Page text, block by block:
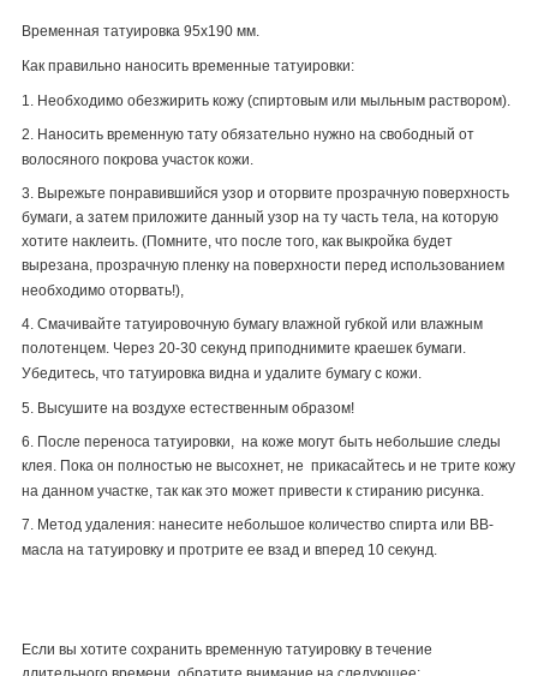
Временная татуировка 95х190 мм.
Как правильно наносить временные татуировки:
1. Необходимо обезжирить кожу (спиртовым или мыльным раствором).
2. Наносить временную тату обязательно нужно на свободный от
волосяного покрова участок кожи.
3. Вырежьте понравившийся узор и оторвите прозрачную поверхность
бумаги, а затем приложите данный узор на ту часть тела, на которую
хотите наклеить. (Помните, что после того, как выкройка будет
вырезана, прозрачную пленку на поверхности перед использованием
необходимо оторвать!),
4. Смачивайте татуировочную бумагу влажной губкой или влажным
полотенцем. Через 20-30 секунд приподнимите краешек бумаги.
Убедитесь, что татуировка видна и удалите бумагу с кожи.
5. Высушите на воздухе естественным образом!
6. После переноса татуировки, на коже могут быть небольшие следы
клея. Пока он полностью не высохнет, не прикасайтесь и не трите кожу
на данном участке, так как это может привести к стиранию рисунка.
7. Метод удаления: нанесите небольшое количество спирта или BB-
масла на татуировку и протрите ее взад и вперед 10 секунд.
Если вы хотите сохранить временную татуировку в течение